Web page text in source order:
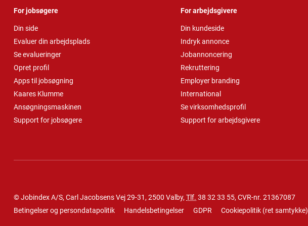
For jobsøgere
Din side
Evaluer din arbejdsplads
Se evalueringer
Opret profil
Apps til jobsøgning
Kaares Klumme
Ansøgningsmaskinen
Support for jobsøgere
For arbejdsgivere
Din kundeside
Indryk annonce
Jobannoncering
Rekruttering
Employer branding
International
Se virksomhedsprofil
Support for arbejdsgivere
© Jobindex A/S, Carl Jacobsens Vej 29-31, 2500 Valby, Tlf. 38 32 33 55, CVR-nr. 21367087
Betingelser og persondatapolitik
Handelsbetingelser GDPR Cookiepolitik (ret samtykke)